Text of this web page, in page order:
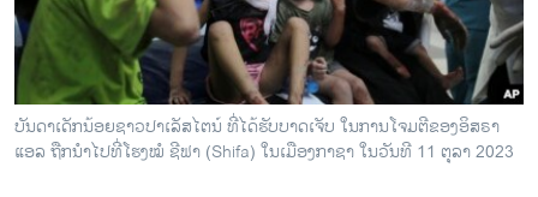
ທຸລະກິດ
ພາສາອັງກິດ
ວີດີໂອ
ສຽງ
ບັນດາເດັກນ້ອຍຊາວປາເລັສໄຕນ໌ ທີ່ໄດ້ຮັບບາດເຈັບ ໃນການໂຈມຕີຂອງອິສຣາ
ແອລ ຖືກນຳໄປທີ່ໂຮງໝໍ ຊີຟາ (Shifa) ໃນເມືອງກາຊາ ໃນວັນທີ 11 ຕຸລາ 2023